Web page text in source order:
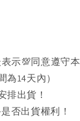
示💯同意遵守本
14天內）
排出貨！
否出貨權利！